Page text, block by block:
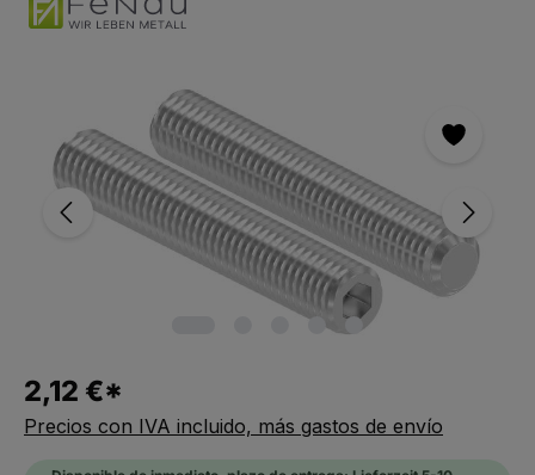
Saltar la galería de imágenes
2,12 €*
Precios con IVA incluido, más gastos de envío